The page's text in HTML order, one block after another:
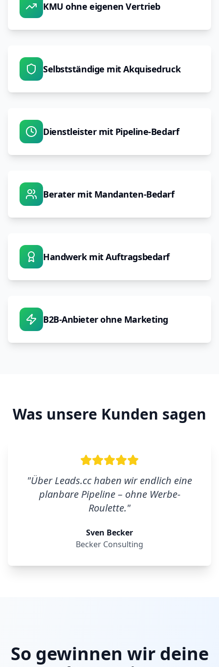
KMU ohne eigenen Vertrieb
Selbstständige mit Akquisedruck
Dienstleister mit Pipeline-Bedarf
Berater mit Mandanten-Bedarf
Handwerk mit Auftragsbedarf
B2B-Anbieter ohne Marketing
Was unsere Kunden sagen
"Über Leads.cc haben wir endlich eine
planbare Pipeline – ohne Werbe-
Roulette."
Sven Becker
Becker Consulting
So gewinnen wir deine